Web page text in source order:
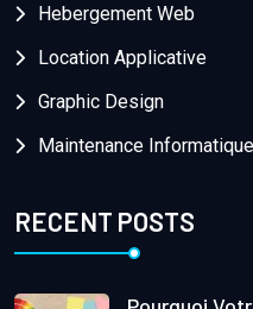
Hebergement Web
Location Applicative
Graphic Design
Maintenance Informatique
RECENT POSTS